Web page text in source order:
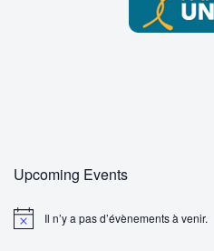
Upcoming Events
N
Il n’y a pas d’évènements à venir.